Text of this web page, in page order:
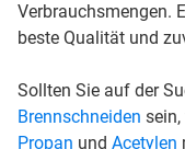
Verbrauchsmengen.
beste Qualität und
Sollten Sie auf der
Brennschneiden
Propan und Acetylen